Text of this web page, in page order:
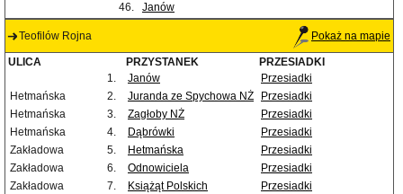
46.
Janów
Teofilów Rojna Pokaż na mapie
ULICA PRZYSTANEK
PRZESIADKI
1.
Janów
Przesiadki
Hetmańska
2. Juranda ze Spychowa NŻ
Przesiadki
Hetmańska
3. Zagłoby NŻ
Przesiadki
Hetmańska
4. Dąbrówki
Przesiadki
Zakładowa
5. Hetmańska
Przesiadki
Zakładowa
6. Odnowiciela
Przesiadki
Zakładowa
7. Książąt Polskich
Przesiadki